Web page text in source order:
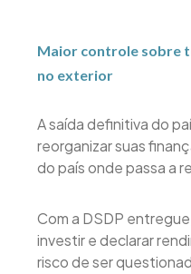
Maior controle sobre
no exterior
A saída definitiva do
reorganizar suas
do país onde passa a
Com a DSDP
investir e declarar
risco de ser